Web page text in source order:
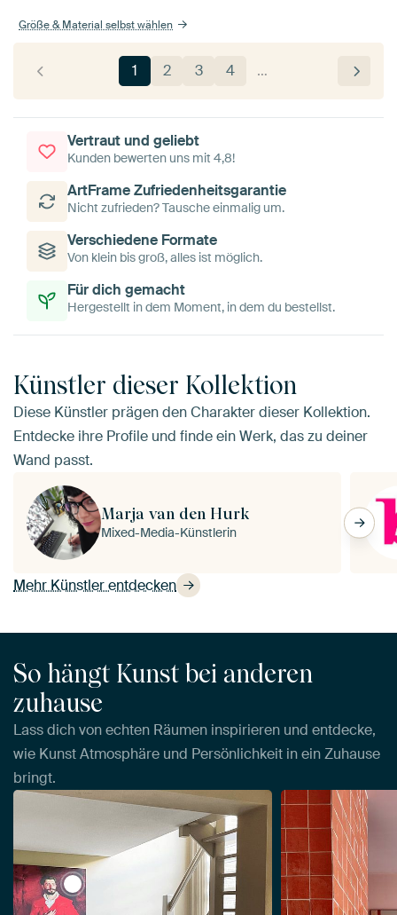
Größe & Material selbst wählen
1 2 3 4 …
Vertraut und geliebt
Kunden bewerten uns mit 4,8!
ArtFrame Zufriedenheitsgarantie
Nicht zufrieden? Tausche einmalig um.
Verschiedene Formate
Von klein bis groß, alles ist möglich.
Für dich gemacht
Hergestellt in dem Moment, in dem du bestellst.
Künstler dieser Kollektion
Diese Künstler prägen den Charakter dieser Kollektion.
Entdecke ihre Profile und finde ein Werk, das zu deiner
Wand passt.
Mehr Künstler entdecken
Marja van den Hurk
Mixed-Media-Künstlerin
So hängt Kunst bei anderen
zuhause
Lass dich von echten Räumen inspirieren und entdecke,
wie Kunst Atmosphäre und Persönlichkeit in ein Zuhause
bringt.
View Dr Samuel-Jean Pozzi - John Singer Sargent